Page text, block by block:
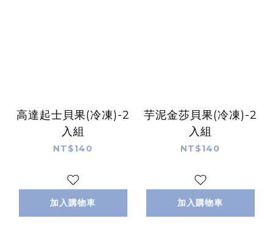
高達起士貝果(冷凍)-2
入組
NT$140
加入購物車
芋泥金莎貝果(冷凍)-2
入組
NT$140
加入購物車